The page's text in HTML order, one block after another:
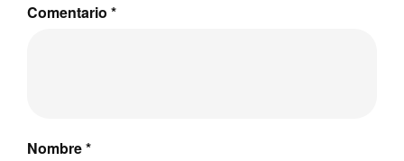
Comentario *
Nombre*